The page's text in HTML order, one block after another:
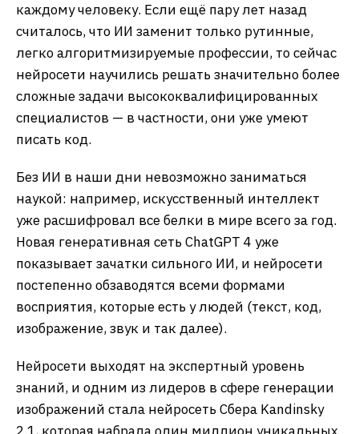
каждому человеку. Если ещё пару лет назад
считалось, что ИИ заменит только рутинные,
легко алгоритмизируемые профессии, то сейчас
нейросети научились решать значительно более
сложные задачи высококвалифицированных
специалистов — в частности, они уже умеют
писать код.
Без ИИ в наши дни невозможно заниматься
наукой: например, искусственный интеллект
уже расшифровал все белки в мире всего за год.
Новая генеративная сеть ChatGPT 4 уже
показывает зачатки сильного ИИ, и нейросети
постепенно обзаводятся всеми формами
восприятия, которые есть у людей (текст, код,
изображение, звук и так далее).
Нейросети выходят на экспертный уровень
знаний, и одним из лидеров в сфере генерации
изображений стала нейросеть Сбера Kandinsky